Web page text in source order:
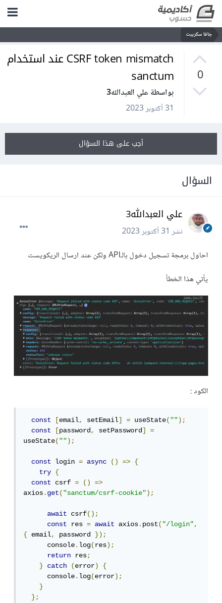
جافا سكريبت
0
CSRF token mismatch عند استخدام
sanctum
بواسطة علي العبدالله3
31 أكتوبر 2023
أجب على هذا السؤال
السؤال
علي العبدالله3
نشر31 أكتوبر 2023
احاول برمجة تسجيل دخول بالـAPI ولكن عند ارسال الريكويست
يأتي هذا الخطأ
الكود
const [email, setEmail] = useState("");
const
[password, setPassword]
=
useState("");
const login = async () =>
{
try
{
const
csrf = ()
=>
axios.get("sanctum/csrf-cookie");
await csrf();
const
res = await axios.post("/login",
{ email, password });
      console
.log(res);
return res;
}
catch (error)
{
      console
.log(error);
}
};